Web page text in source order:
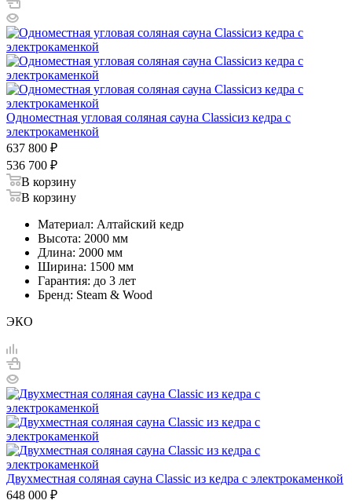
Одноместная угловая соляная сауна Classicиз кедра с
электрокаменкой
637 800 ₽
536 700 ₽
В корзину
В корзину
Материал: Алтайский кедр
Высота: 2000 мм
Длина: 2000 мм
Ширина: 1500 мм
Гарантия: до 3 лет
Бренд: Steam & Wood
ЭКО
Двухместная соляная сауна Classic из кедра с электрокаменкой
648 000 ₽